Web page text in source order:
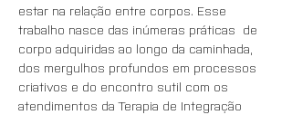
estar na relação entre corpos. Esse
trabalho nasce das inúmeras práticas  de
corpo adquiridas ao longo da caminhada,
dos mergulhos profundos em processos
criativos e do encontro sutil com os
atendimentos da Terapia de Integração